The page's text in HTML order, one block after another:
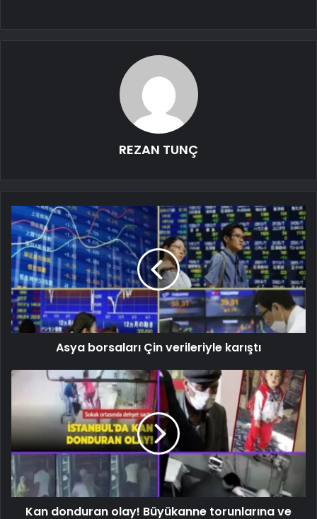
REZAN TUNÇ
Asya borsaları Çin verileriyle karıştı
Kan donduran olay! Büyükanne torunlarına ve